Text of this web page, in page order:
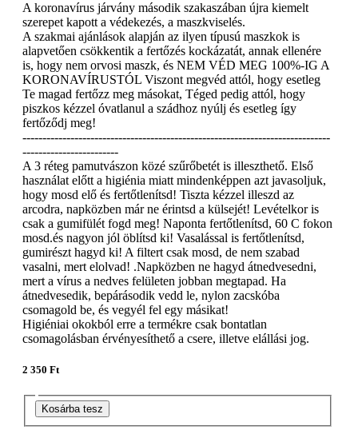
A koronavírus járvány második szakaszában újra kiemelt
szerepet kapott a védekezés, a maszkviselés.
A szakmai ajánlások alapján az ilyen típusú maszkok is
alapvetően csökkentik a fertőzés kockázatát, annak ellenére
is, hogy nem orvosi maszk, és NEM VÉD MEG 100%-IG A
KORONAVÍRUSTÓL Viszont megvéd attól, hogy esetleg
Te magad fertőzz meg másokat, Téged pedig attól, hogy
piszkos kézzel óvatlanul a szádhoz nyúlj és esetleg így
fertőződj meg!
-----------------------------------------------------------------------------
------------------------
A 3 réteg pamutvászon közé szűrőbetét is illeszthető. Első
használat előtt a higiénia miatt mindenképpen azt javasoljuk,
hogy mosd elő és fertőtlenítsd! Tiszta kézzel illeszd az
arcodra, napközben már ne érintsd a külsejét! Levételkor is
csak a gumifülét fogd meg! Naponta fertőtlenítsd, 60 C fokon
mosd.és nagyon jól öblítsd ki! Vasalással is fertőtlenítsd,
gumirészt hagyd ki! A filtert csak mosd, de nem szabad
vasalni, mert elolvad! .Napközben ne hagyd átnedvesedni,
mert a vírus a nedves felületen jobban megtapad. Ha
átnedvesedik, bepárásodik vedd le, nylon zacskóba
csomagold be, és vegyél fel egy másikat!
Higiéniai okokból erre a termékre csak bontatlan
csomagolásban érvényesíthető a csere, illetve elállási jog.
2 350 Ft
Kosárba tesz